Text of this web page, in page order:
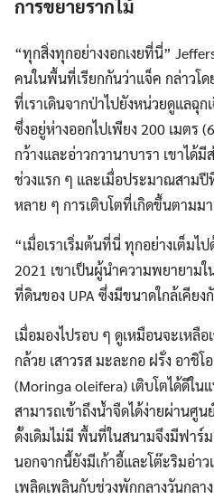
การขยายรากไม้
“ทุกสิ่งทุกอย่างงอกเงยที่นี่”
คนในพื้นที่เรียกกันว่าแจ็ค กล่าวโ
ที่เราเดินจากป่าไปยังหน่วยดูแลฉุ
ซึ่งอยู่ห่างออกไปเพียง 200 เมตร
กว้างและอ่าวกวานาบารา เขาได้
ช่วงแรก ๆ และเมื่อประมาณสามปี
หลาย ๆ การเติบโตที่เกิดขึ้นตามมา
“เมื่อเราเริ่มต้นที่นี่ ทุกอย่างเต็มไ
2021 เขาเป็นผู้นำความพยายาม
ที่ดินของ UPA ซึ่งมีขนาดใกล้เคียง
เมื่อมองไปรอบ ๆ ดูเหมือนจะเหลื
กล้วย เสาวรส มะละกอ ฝรั่ง อาชิ
(Moringa oleifera) เติบโตได้ดีใน
สามารถเข้าถึงน้ำจืดได้ง่ายผ่านศู
ดั้งเดิมไม่มี พื้นที่ในสนามจึงมีฟาร์
นอกจากนี้ยังมีเก้าอี้และโต๊ะริมอ่า
เพลิดเพลินกับช่วงพักกลางวันกลา